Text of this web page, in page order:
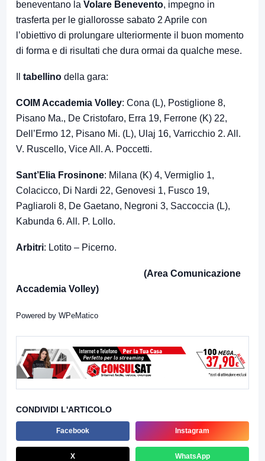
beneventano la Volare Benevento, impegno in
trasferta per le giallorosse sabato 2 Aprile con
l’obiettivo di prolungare ulteriormente il buon momento
di forma e di risultati che dura ormai da qualche mese.
tabellino della gara:
COIM Accademia Volley: Cona (L), Postiglione 8,
Pisano Ma., De Cristofaro, Erra 19, Ferrone (K) 22,
Dell’Ermo 12, Pisano Mi. (L), Ulaj 16, Varricchio 2. All.
V. Ruscello, Vice All. A. Poccetti.
Sant’Elia Frosinone: Milana (K) 4, Vermiglio 1,
Colacicco, Di Nardi 22, Genovesi 1, Fusco 19,
Pagliaroli 8, De Gaetano, Negroni 3, Saccoccia (L),
Kabunda 6. All. P. Lollo.
Arbitri: Lotito – Picerno.
(Area Comunicazione
Accademia Volley)
Powered by WPeMatico
CONDIVIDI L'ARTICOLO
Facebook Instagram
X WhatsApp